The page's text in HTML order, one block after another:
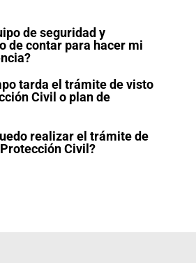
de seguridad y
de contar para hacer mi
tarda el trámite de visto
Civil o plan de
realizar el trámite de
Civil?